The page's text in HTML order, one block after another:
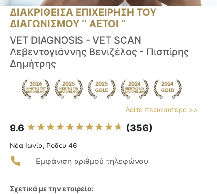
ΔΙΑΚΡΙΘΕΙΣΑ ΕΠΙΧΕΙΡΗΣΗ ΤΟΥ
ΔΙΑΓΩΝΙΣΜΟΥ ‘’ ΑΕΤΟΙ ‘’
VET DIAGNOSIS - VET SCAN
Λεβεντογιάννης Βενιζέλος - Πισπίρης
Δημήτρης
Δείτε περισσότερα >>
9.6 (356)
Νέα Ιωνία, Ρόδου 46
Εμφάνιση αριθμού τηλεφώνου
Σχετικά με την εταιρεία: